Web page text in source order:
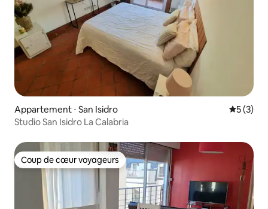
Appartement ⋅ San Isidro
5 (3)
Studio San Isidro La Calabria
Coup de cœur voyageurs
Coup de cœur voyageurs